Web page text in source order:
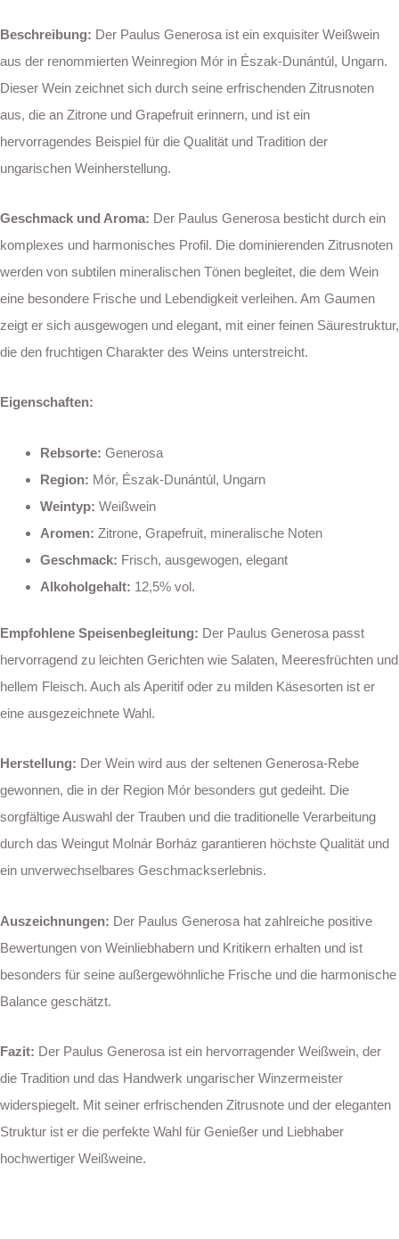
Beschreibung: Der Paulus Generosa ist ein exquisiter Weißwein
aus der renommierten Weinregion Mór in Észak-Dunántúl, Ungarn.
Dieser Wein zeichnet sich durch seine erfrischenden Zitrusnoten
aus, die an Zitrone und Grapefruit erinnern, und ist ein
hervorragendes Beispiel für die Qualität und Tradition der
ungarischen Weinherstellung.
Geschmack und Aroma: Der Paulus Generosa besticht durch ein
komplexes und harmonisches Profil. Die dominierenden Zitrusnoten
werden von subtilen mineralischen Tönen begleitet, die dem Wein
eine besondere Frische und Lebendigkeit verleihen. Am Gaumen
zeigt er sich ausgewogen und elegant, mit einer feinen Säurestruktur,
die den fruchtigen Charakter des Weins unterstreicht.
Eigenschaften:
Rebsorte: Generosa
Region: Mór, Észak-Dunántúl, Ungarn
Weintyp: Weißwein
Aromen: Zitrone, Grapefruit, mineralische Noten
Geschmack: Frisch, ausgewogen, elegant
Alkoholgehalt: 12,5% vol.
Empfohlene Speisenbegleitung: Der Paulus Generosa passt
hervorragend zu leichten Gerichten wie Salaten, Meeresfrüchten und
hellem Fleisch. Auch als Aperitif oder zu milden Käsesorten ist er
eine ausgezeichnete Wahl.
Herstellung: Der Wein wird aus der seltenen Generosa-Rebe
gewonnen, die in der Region Mór besonders gut gedeiht. Die
sorgfältige Auswahl der Trauben und die traditionelle Verarbeitung
durch das Weingut Molnár Borház garantieren höchste Qualität und
ein unverwechselbares Geschmackserlebnis.
Auszeichnungen: Der Paulus Generosa hat zahlreiche positive
Bewertungen von Weinliebhabern und Kritikern erhalten und ist
besonders für seine außergewöhnliche Frische und die harmonische
Balance geschätzt.
Fazit: Der Paulus Generosa ist ein hervorragender Weißwein, der
die Tradition und das Handwerk ungarischer Winzermeister
widerspiegelt. Mit seiner erfrischenden Zitrusnote und der eleganten
Struktur ist er die perfekte Wahl für Genießer und Liebhaber
hochwertiger Weißweine.